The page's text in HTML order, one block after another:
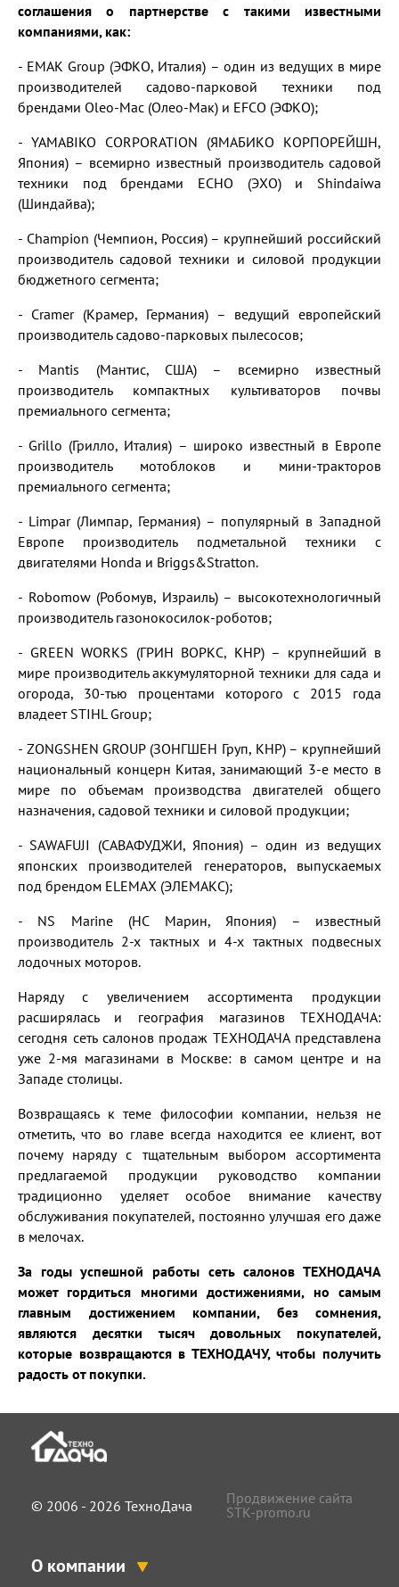
соглашения о партнерстве с такими известными
компаниями, как:
- EMAK Group (ЭФКО, Италия) – один из ведущих в мире
производителей садово-парковой техники под
брендами Oleo-Mac (Олео-Мак) и EFCO (ЭФКО);
- YAMABIKO CORPORATION (ЯМАБИКО КОРПОРЕЙШН,
Япония) – всемирно известный производитель садовой
техники под брендами ECHO (ЭХО) и Shindaiwa
(Шиндайва);
- Champion (Чемпион, Россия) – крупнейший российский
производитель садовой техники и силовой продукции
бюджетного сегмента;
- Cramer (Крамер, Германия) – ведущий европейский
производитель садово-парковых пылесосов;
- Mantis (Мантис, США) – всемирно известный
производитель компактных культиваторов почвы
премиального сегмента;
- Grillo (Грилло, Италия) – широко известный в Европе
производитель мотоблоков и мини-тракторов
премиального сегмента;
- Limpar (Лимпар, Германия) – популярный в Западной
Европе производитель подметальной техники с
двигателями Honda и Briggs&Stratton.
- Robomow (Робомув, Израиль) – высокотехнологичный
производитель газонокосилок-роботов;
- GREEN WORKS (ГРИН ВОРКС, КНР) – крупнейший в
мире производитель аккумуляторной техники для сада и
огорода, 30-тью процентами которого с 2015 года
владеет STIHL Group;
- ZONGSHEN GROUP (ЗОНГШЕН Груп, КНР) – крупнейший
национальный концерн Китая, занимающий 3-е место в
мире по объемам производства двигателей общего
назначения, садовой техники и силовой продукции;
- SAWAFUJI (САВАФУДЖИ, Япония) – один из ведущих
японских производителей генераторов, выпускаемых
под брендом ELEMAX (ЭЛЕМАКС);
- NS Marine (НС Марин, Япония) – известный
производитель 2-х тактных и 4-х тактных подвесных
лодочных моторов.
Наряду с увеличением ассортимента продукции
расширялась и география магазинов ТЕХНОДАЧА:
сегодня сеть салонов продаж ТЕХНОДАЧА представлена
уже 2-мя магазинами в Москве: в самом центре и на
Западе столицы.
Возвращаясь к теме философии компании, нельзя не
отметить, что во главе всегда находится ее клиент, вот
почему наряду с тщательным выбором ассортимента
предлагаемой продукции руководство компании
традиционно уделяет особое внимание качеству
обслуживания покупателей, постоянно улучшая его даже
в мелочах.
За годы успешной работы сеть салонов ТЕХНОДАЧА
может гордиться многими достижениями, но самым
главным достижением компании, без сомнения,
являются десятки тысяч довольных покупателей,
которые возвращаются в ТЕХНОДАЧУ, чтобы получить
радость от покупки.
© 2006 - 2026 ТехноДача
Продвижение сайта
STK-promo.ru
О компании